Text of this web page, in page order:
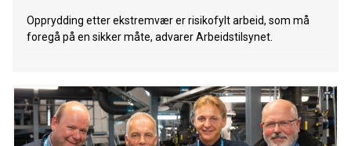
Opprydding etter ekstremvær er risikofylt arbeid, som må
foregå på en sikker måte, advarer Arbeidstilsynet.